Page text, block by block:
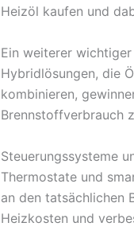
Heizöl kaufen und
Ein weiterer
Hybridlösungen, die
kombinieren,
Brennstoffverbrauch
Steuerungssysteme
Thermostate und
an den tatsächlichen
Heizkosten und